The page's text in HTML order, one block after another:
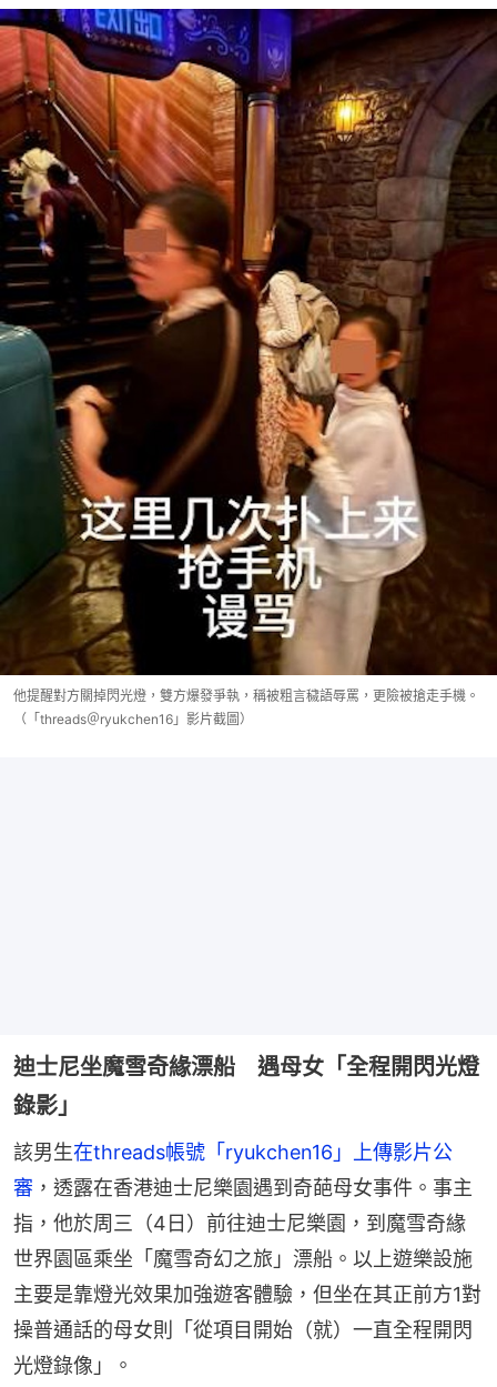
他提醒對方關掉閃光燈，雙方爆發爭執，稱被粗言穢語辱罵，更險被搶走手機。
（「threads＠ryukchen16」影片截圖）
迪士尼坐魔雪奇緣漂船 遇母女「全程開閃光燈
錄影」
該男生在threads帳號「ryukchen16」上傳影片公
審 ，透露在香港迪士尼樂園遇到奇葩母女事件。事主
指，他於周三（4日）前往迪士尼樂園，到魔雪奇緣
世界園區乘坐「魔雪奇幻之旅」漂船。以上遊樂設施
主要是靠燈光效果加強遊客體驗，但坐在其正前方1對
操普通話的母女則「從項目開始（就）一直全程開閃
光燈錄像」。